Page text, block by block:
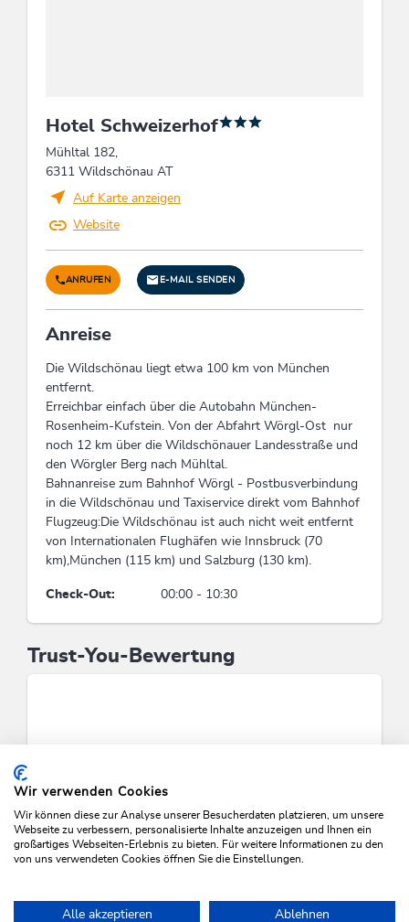
Einrichtungen Betrieb
PKW-Parkplatz, Eigenes Restaurant, WiFi,
willkommen, E-Bike Akkustation, Restaurant
getr. Nichtraucher, Internetbenutzung
gebührenfrei, Grillabende, Lift / Aufzug,
Einstellplatz für Fahrräder, Gastgarten,
Spezialitäten-Restaurant, Skiabstellraum,
Haustiere willkommen, Unterstellplatz für
Motorrad, Terrasse, Gepäckraum, Spielraum,
Nichtraucherhaus, Fahrradabstellplatz, Motorrad-
Parkplatz, Appartement mit Hotelservice,
Sonnenterrasse, Zimmer/App. mit Aussicht,
Schuhtrockner, Bar
Gruppen
Gruppen möglich bis Pers.: 50, Busparkplatz,
Busgruppen möglich
Eignung
Geschäftsreisende, Einzelreisende, Senioren
Alleinlage, Pistenrand, Direkt an d. Ski-/
Direkt an der Loipe
Kinderspielplatz, Spiele für drinnen,
Hotel Schweizerhof
Mühltal 182,
6311 Wildschönau AT
Auf Karte anzeigen
Website
ANRUFEN E-MAIL SENDEN
Anreise
Die Wildschönau liegt etwa 100 km von München
entfernt.
Erreichbar einfach über die Autobahn München-
Rosenheim-Kufstein. Von der Abfahrt Wörgl-Ost nur
noch 12 km über die Wildschönauer Landesstraße und
den Wörgler Berg nach Mühltal.
Bahnanreise zum Bahnhof Wörgl - Postbusverbindung
in die Wildschönau und Taxiservice direkt vom Bahnhof
Flugzeug:Die Wildschönau ist auch nicht weit entfernt
von Internationalen Flughäfen wie Innsbruck (70
km),München (115 km) und Salzburg (130 km).
Check-Out: 00:00 - 10:30
Trust-You-Bewertung
Wir verwenden Cookies
Wir können diese zur Analyse unserer Besucherdaten platzieren, um unsere
Webseite zu verbessern, personalisierte Inhalte anzuzeigen und Ihnen ein
großartiges Webseiten-Erlebnis zu bieten. Für weitere Informationen zu den
von uns verwendeten Cookies öffnen Sie die Einstellungen.
Alle akzeptieren Ablehnen